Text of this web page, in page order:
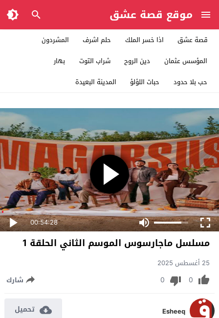
موقع قصة عشق
قصة عشق اذا خسر الملك حلم اشرف
المشردون
المؤسس عثمان
دين الروح شراب التوت
بهار
حب بلا حدود
حبات اللؤلؤ المدينة البعيدة
00:54:28
مسلسل ماجارسوس الموسم الثاني الحلقة 1
25 أغسطس 2025
0
0 شارك
Esheeq تحميل